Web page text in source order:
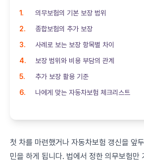
의무보험의 기본 보장 범위
종합보험의 추가 보장
사례로 보는 보장 항목별 차이
보장 범위와 비용 부담의 관계
추가 보장 활용 기준
나에게 맞는 자동차보험 체크리스트
첫 차를 마련했거나 자동차보험 갱신을 앞
민을 하게 됩니다. 법에서 정한 의무보험만